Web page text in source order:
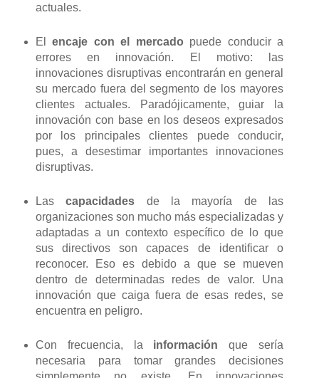
actuales.
Elencaje con el mercado puede conducir a
errores en innovación. El motivo: las
innovaciones disruptivas encontrarán en general
su mercado fuera del segmento de los mayores
clientes actuales. Paradójicamente, guiar la
innovación con base en los deseos expresados
por los principales clientes puede conducir,
pues, a desestimar importantes innovaciones
disruptivas.
Lascapacidades de la mayoría de las
organizaciones son mucho más especializadas y
adaptadas a un contexto específico de lo que
sus directivos son capaces de identificar o
reconocer. Eso es debido a que se mueven
dentro de determinadas redes de valor. Una
innovación que caiga fuera de esas redes, se
encuentra en peligro.
Con frecuencia, la información que sería
necesaria para tomar grandes decisiones